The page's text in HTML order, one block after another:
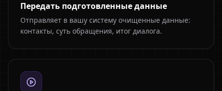
Передать подготовленные данные
Отправляет в вашу систему очищенные данные:
контакты, суть обращения, итог диалога.